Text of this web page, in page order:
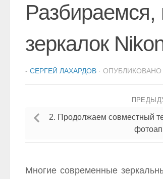
Разбираемся,
зеркалок
- СЕРГЕЙ ЛАХАРДОВ · ОПУБЛИКОВАНО
2. Продолжаем совместный
Многие современные